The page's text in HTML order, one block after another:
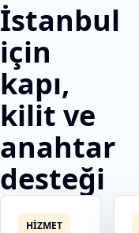
İstanbul
için
kapı,
kilit ve
anahtar
desteği
HIZMET